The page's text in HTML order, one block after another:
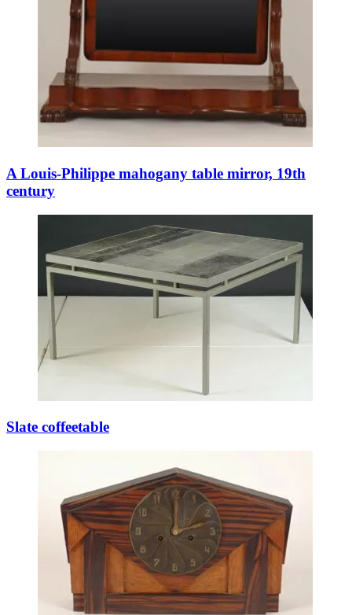
A Louis-Philippe mahogany table mirror, 19th
century
Slate coffeetable